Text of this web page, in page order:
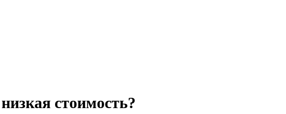
стоимость?